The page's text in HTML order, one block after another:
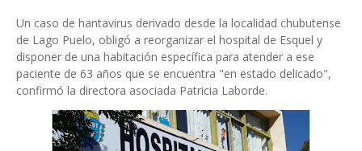
Un caso de hantavirus derivado desde la localidad chubutense
de Lago Puelo, obligó a reorganizar el hospital de Esquel y
disponer de una habitación específica para atender a ese
paciente de 63 años que se encuentra "en estado delicado",
confirmó la directora asociada Patricia Laborde.